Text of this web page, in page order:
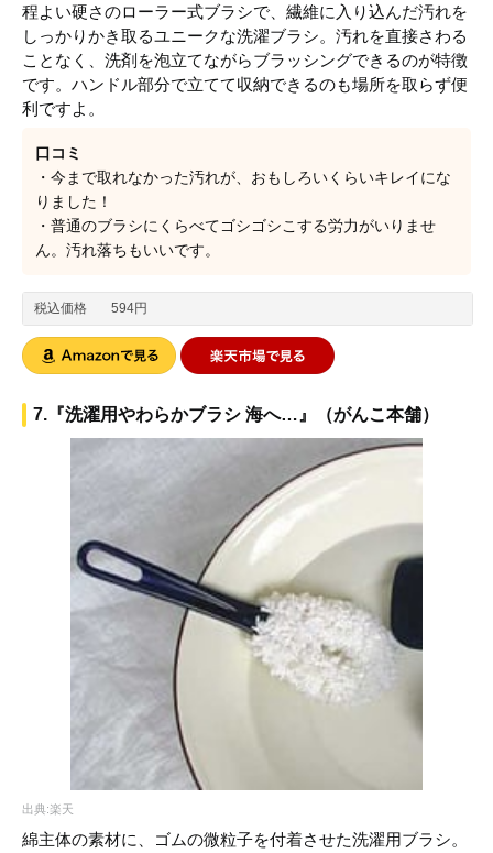
程よい硬さのローラー式ブラシで、繊維に入り込んだ汚れを
しっかりかき取るユニークな洗濯ブラシ。汚れを直接さわる
ことなく、洗剤を泡立てながらブラッシングできるのが特徴
です。ハンドル部分で立てて収納できるのも場所を取らず便
利ですよ。
口コミ
・今まで取れなかった汚れが、おもしろいくらいキレイにな
りました！
・普通のブラシにくらべてゴシゴシこする労力がいりませ
ん。汚れ落ちもいいです。
税込価格 594円
7.『洗濯用やわらかブラシ 海へ…』（がんこ本舗）
出典:楽天
綿主体の素材に、ゴムの微粒子を付着させた洗濯用ブラシ。